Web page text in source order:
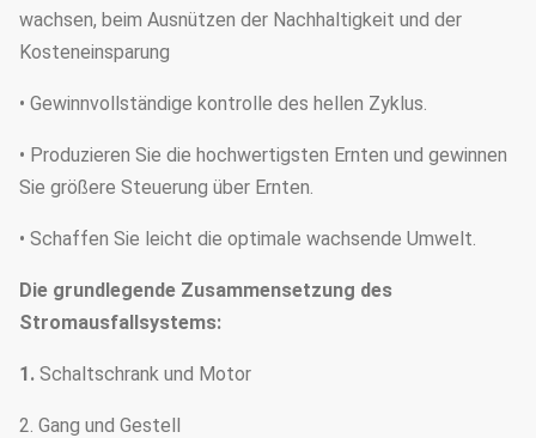
wachsen, beim Ausnützen der Nachhaltigkeit und der
Kosteneinsparung
• Gewinnvollständige kontrolle des hellen Zyklus.
• Produzieren Sie die hochwertigsten Ernten und gewinnen
Sie größere Steuerung über Ernten.
• Schaffen Sie leicht die optimale wachsende Umwelt.
Die grundlegende Zusammensetzung des
Stromausfallsystems:
1. Schaltschrank und Motor
2. Gang und Gestell